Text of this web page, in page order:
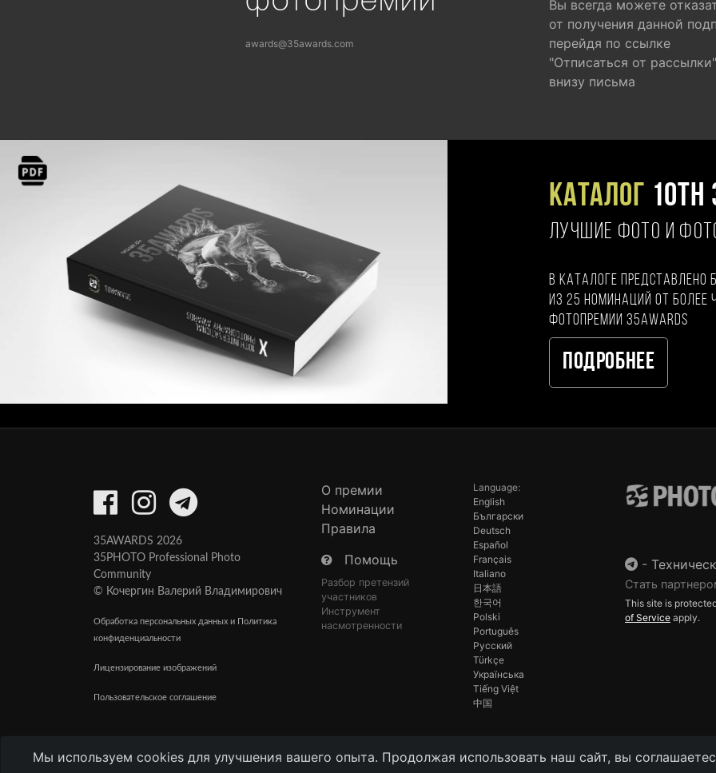
awards@35awards.com
Вы всегда можете
от получения данной
перейдя по ссылке
"Отписаться от рассылки"
внизу письма
Каталог 10TH
ЛУЧШИЕ ФОТО И
В каталоге представлено
из 25 номинаций от более
фотопремии 35AWARDS
Подробнее
Мы используем cookies для улучшения вашего опыта. Продолжая использовать наш сайт, вы
35AWARDS 2026
35PHOTO Professional Photo
Community
© Кочергин Валерий Владимирович
Обработка персональных данных и Политика
конфиденциальности
Лицензирование изображений
Пользовательское соглашение
О премии
Номинации
Правила
Помощь
Разбор претензий
участников
Инструмент
насмотренности
Language:
English
Български
Deutsch
Español
Français
Italiano
日本語
한국어
Polski
Português
Русский
Türkçe
Українська
Tiếng Việt
中国
-
Стать
This site is
of Service apply.